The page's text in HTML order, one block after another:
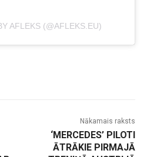
AFLEKS (@AFLEKS.EU)
Nākamais raksts
‘MERCEDES’ PILOTI
ĀTRĀKIE PIRMAJĀ